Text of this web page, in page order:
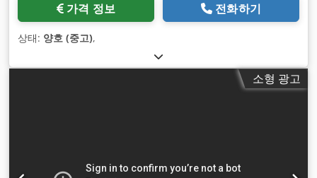
가격 정보 전화하기
상태: 양호 (중고),
소형 광고